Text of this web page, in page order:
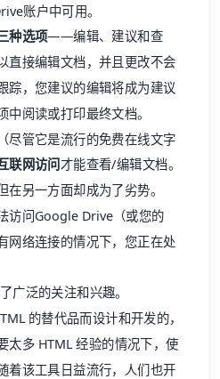
账户中可用。
种选项——编辑、建议和查
直接编辑文档，并且更改不会
踪，您建议的编辑将成为建议
阅读或打印最终文档。
尽管它是流行的免费在线文字
联网访问才能查看/编辑文档。
另一方面却成为了劣势。
访问Google Drive（或您的
网络连接的情况下，您正在处
广泛的关注和兴趣。
的替代品而设计和开发的，
太多 HTML 经验的情况下，使
着该工具日益流行，人们也开